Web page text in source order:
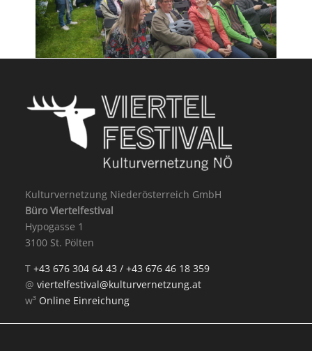
Kulturvernetzung Niederösterreich GmbH
Büro Viertelfestival
Hypogasse 1
3100 St. Pölten
T+43 676 304 64 43 /+43 676 46 18 359
@viertelfestival@kulturvernetzung.at
w³ Online Einreichung